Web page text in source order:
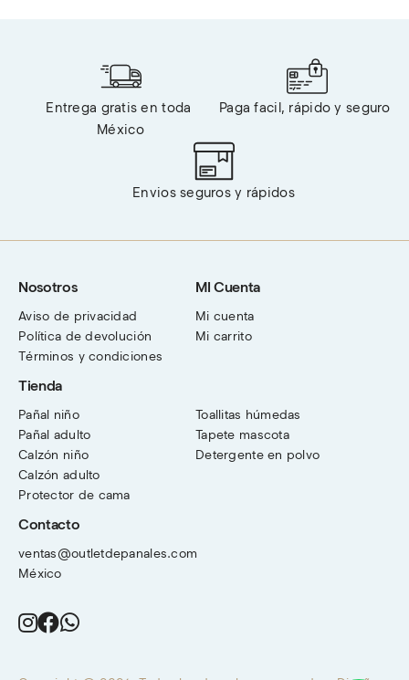
Entrega gratis en toda
México
Paga facil, rápido y seguro
Envios seguros y rápidos
Nosotros
Aviso de privacidad
Política de devolución
Términos y condiciones
MI Cuenta
Mi cuenta
Mi carrito
Tienda
Pañal niño
Pañal adulto
Calzón niño
Calzón adulto
Protector de cama
Toallitas húmedas
Tapete mascota
Detergente en polvo
Contacto
ventas@outletdepanales.com
México